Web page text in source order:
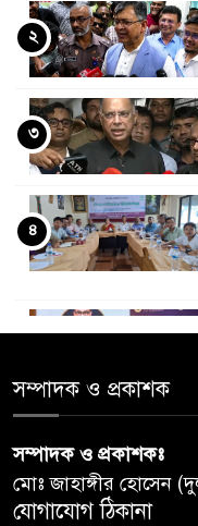
২
৩
৪
৬
সম্পাদক ও প্রকাশক
সম্পাদক ও প্রকাশকঃ
মোঃ জাহাঙ্গীর হোসেন
যোগাযোগ ঠিকানা